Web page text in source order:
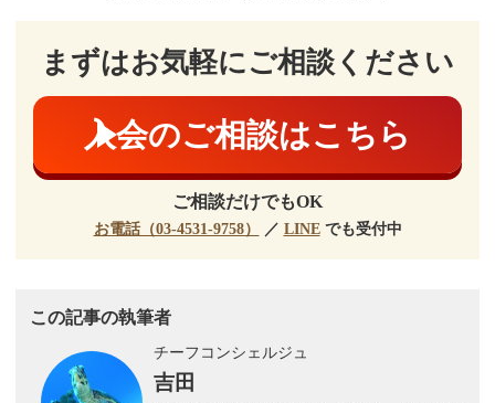
まずはお気軽にご相談ください
入会のご相談はこちら
ご相談だけでもOK
お電話（03-4531-9758） ／ LINEでも受付中
この記事の執筆者
チーフコンシェルジュ
吉田